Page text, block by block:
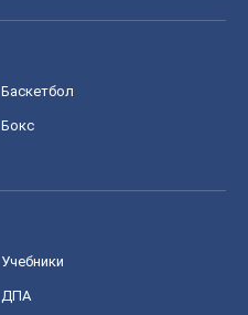
Баскетбол
Бокс
Учебники
ДПА